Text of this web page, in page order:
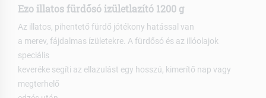
Ezo illatos fürdősó izületlazító 1200 g
Az illatos, pihentető fürdő jótékony hatással van
a merev, fájdalmas ízületekre. A fürdősó és az illóolajok
speciális
keveréke segíti az ellazulást egy hosszú, kimerítő nap vagy
megterhelő